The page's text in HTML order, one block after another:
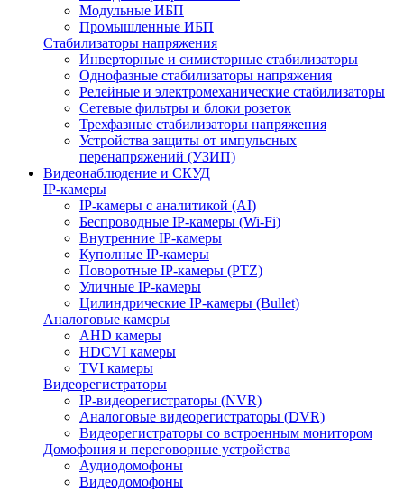
Модульные ИБП
Промышленные ИБП
Стабилизаторы напряжения
Инверторные и симисторные стабилизаторы
Однофазные стабилизаторы напряжения
Релейные и электромеханические стабилизаторы
Сетевые фильтры и блоки розеток
Трехфазные стабилизаторы напряжения
Устройства защиты от импульсных
перенапряжений (УЗИП)
Видеонаблюдение и СКУД
IP-камеры
IP-камеры с аналитикой (AI)
Беспроводные IP-камеры (Wi-Fi)
Внутренние IP-камеры
Куполные IP-камеры
Поворотные IP-камеры (PTZ)
Уличные IP-камеры
Цилиндрические IP-камеры (Bullet)
Аналоговые камеры
AHD камеры
HDCVI камеры
TVI камеры
Видеорегистраторы
IP-видеорегистраторы (NVR)
Аналоговые видеорегистраторы (DVR)
Видеорегистраторы со встроенным монитором
Домофония и переговорные устройства
Аудиодомофоны
Видеодомофоны